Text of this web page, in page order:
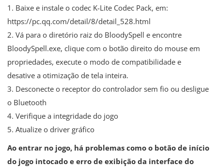
1. Baixe e instale o codec K-Lite Codec Pack, em:
https://pc.qq.com/detail/8/detail_528.html
2. Vá para o diretório raiz do BloodySpell e encontre
BloodySpell.exe, clique com o botão direito do mouse em
propriedades, execute o modo de compatibilidade e
desative a otimização de tela inteira.
3. Desconecte o receptor do controlador sem fio ou desligue
o Bluetooth
4. Verifique a integridade do jogo
5. Atualize o driver gráfico
Ao entrar no jogo, há problemas como o botão de início
do jogo intocado e erro de exibição da interface do